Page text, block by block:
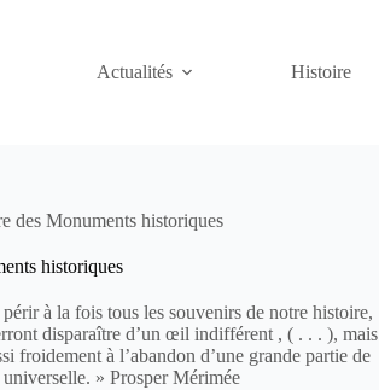
Actualités Histoire
des Monuments historiques
historiques
à la fois tous les souvenirs de notre histoire,
disparaître d’un œil indifférent , ( . . . ), mais
froidement à l’abandon d’une grande partie de
» Prosper Mérimée